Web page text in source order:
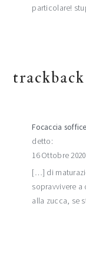
particolare!
trackback
Focaccia
detto:
16 Ottobre
[…] di
sopravvivere a
alla zucca, se